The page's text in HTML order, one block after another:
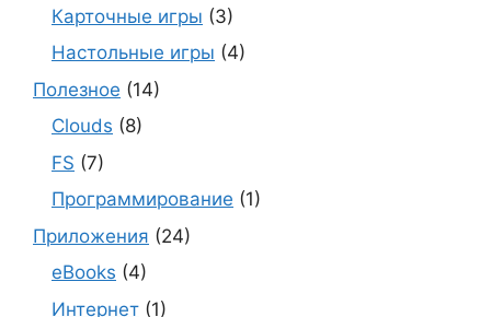
Карточные игры (3)
Настольные игры (4)
Полезное (14)
Clouds (8)
FS (7)
Программирование (1)
Приложения (24)
eBooks (4)
Интернет (1)